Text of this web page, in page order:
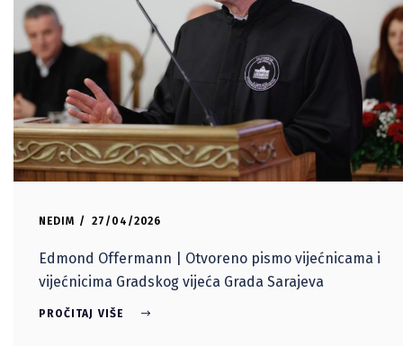
NEDIM 27/04/2026
Edmond Offermann | Otvoreno pismo vijećnicama i
vijećnicima Gradskog vijeća Grada Sarajeva
PROČITAJ VIŠE